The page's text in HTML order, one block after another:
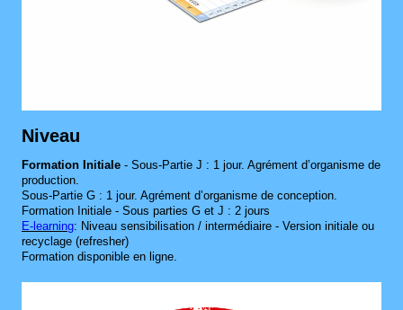
Niveau
Formation Initiale - Sous-Partie J : 1 jour. Agrément d’organisme de
production.
Sous-Partie G : 1 jour. Agrément d’organisme de conception.
Formation Initiale - Sous parties G et J : 2 jours
E‑learning: Niveau sensibilisation / intermédiaire - Version initiale ou
recyclage (refresher)
Formation disponible en ligne.